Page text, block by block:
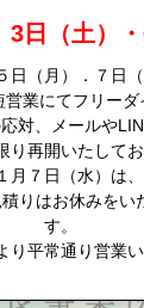
日（土）・
日（月）．７日
業にてフリー
対、メールや
り再開いたしてお
月７日（水）は
りはお休みをい
す。
平常通り営業い